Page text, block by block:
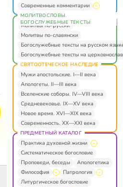
Современные комментарии
МОЛИТВОСЛОВЫ.
БОГОСЛУЖЕБНЫЕ ТЕКСТЫ
Молитвы по-русски
Молитвы по-славянски
Богослужебные тексты на русском
Богослужебные тексты на
СВЯТООТЕЧЕСКОЕ НАСЛЕДИЕ
Мужи апостольские. I—II века
Апологеты. II—III века
Вселенские соборы. IV—VIII века
Средневековье. IX—XV века
Новое время. XVI—XIX века
Современность. XX—XXI века
ПРЕДМЕТНЫЙ КАТАЛОГ
Практика духовной жизни
Систематическое богословие
Проповеди, беседы
Апологетика
Философия
Патрология
Литургическое богословие